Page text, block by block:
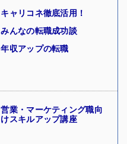
キャリコネ徹底活用！
みんなの転職成功談
年収アップの転職
営業・マーケティング職向
けスキルアップ講座